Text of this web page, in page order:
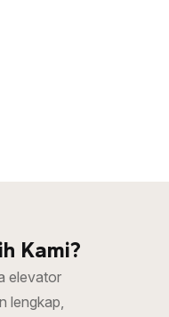
Kami?
elevator
lengkap,